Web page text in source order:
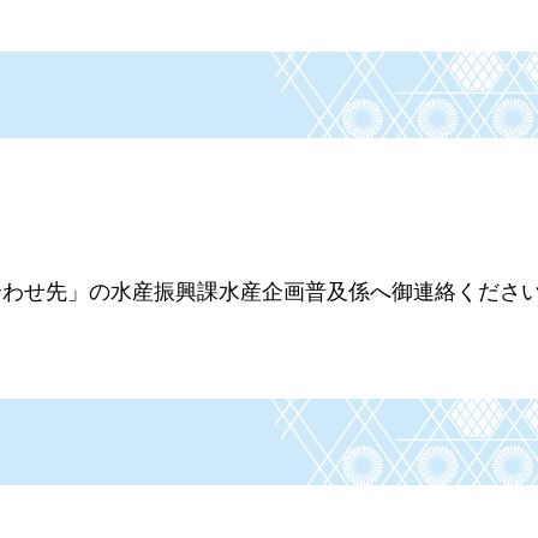
せ先」の水産振興課水産企画普及係へ御連絡くださ